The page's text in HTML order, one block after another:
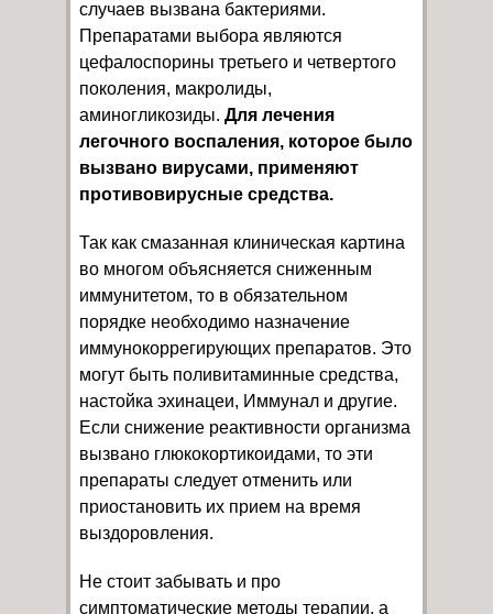
случаев вызвана бактериями.
Препаратами выбора являются
цефалоспорины третьего и четвертого
поколения, макролиды,
аминогликозиды. Для лечения
легочного воспаления, которое было
вызвано вирусами, применяют
противовирусные средства.
Так как смазанная клиническая картина
во многом объясняется сниженным
иммунитетом, то в обязательном
порядке необходимо назначение
иммунокоррегирующих препаратов. Это
могут быть поливитаминные средства,
настойка эхинацеи, Иммунал и другие.
Если снижение реактивности организма
вызвано глюкокортикоидами, то эти
препараты следует отменить или
приостановить их прием на время
выздоровления.
Не стоит забывать и про
симптоматические методы терапии, а